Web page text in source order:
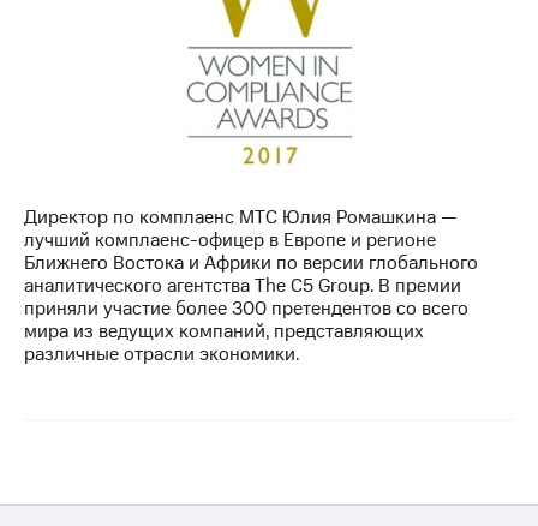
Директор по комплаенс МТС Юлия Ромашкина —
лучший комплаенс-офицер в Европе и регионе
Ближнего Востока и Африки по версии глобального
аналитического агентства The C5 Group. В премии
приняли участие более 300 претендентов со всего
мира из ведущих компаний, представляющих
различные отрасли экономики.